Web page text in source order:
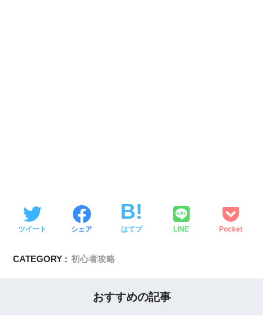
ツイート シェア はてブ LINE Pocket
CATEGORY : 初心者攻略
おすすめの記事